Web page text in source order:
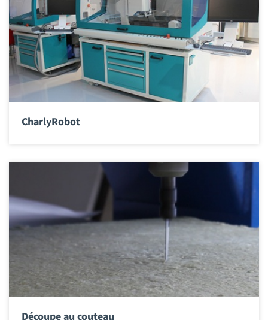
CharlyRobot
Découpe au couteau